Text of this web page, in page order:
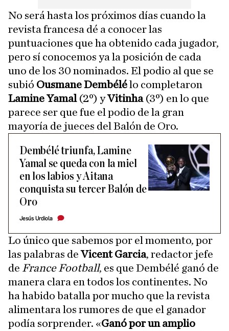
No será hasta los próximos días cuando la
revista francesa dé a conocer las
puntuaciones que ha obtenido cada jugador,
pero sí conocemos ya la posición de cada
uno de los 30 nominados. El podio al que se
subió Ousmane Dembélélo completaron
Lamine Yamal(2º) yVitinha(3º) en lo que
parece ser que fue el podio de la gran
mayoría de jueces del Balón de Oro.
Dembélé triunfa, Lamine
Yamal se queda con la miel
en los labios y Aitana
conquista su tercer Balón de
Oro
Jesús Urdiola
Lo único que sabemos por el momento, por
las palabras deVicent Garcia, redactor jefe
de France Football, es que Dembélé ganó de
manera clara en todos los continentes. No
ha habido batalla por mucho que la revista
alimentara los rumores de que el ganador
podía sorprender. «Ganó por un amplio